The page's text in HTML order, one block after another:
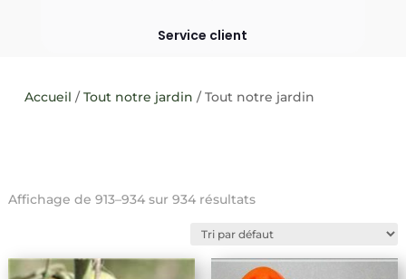
Service client
Accueil /Tout notre jardin / Tout notre jardin
Affichage de 913–934 sur 934 résultats